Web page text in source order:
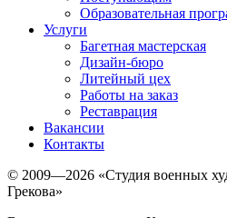
Образовательная
Услуги
Багетная мастерская
Дизайн-бюро
Литейный цех
Работы на заказ
Реставрация
Вакансии
Контакты
© 2009—2026 «Студия военных
Грекова»